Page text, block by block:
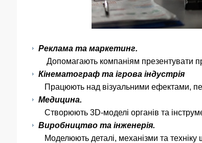
Реклама та маркетинг.
Допомагають компаніям презентувати
Кінематограф та ігрова індустрія
Працюють над візуальними ефектами,
Медицина.
Створюють 3D-моделі органів та
Виробництво та інженерія.
Моделюють деталі, механізми та техніку